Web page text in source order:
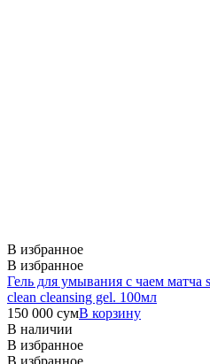
В избранное
В избранное
Гель для умывания с чаем матча
clean cleansing gel. 100мл
150 000 сумВ корзину
В наличии
В избранное
В избранное